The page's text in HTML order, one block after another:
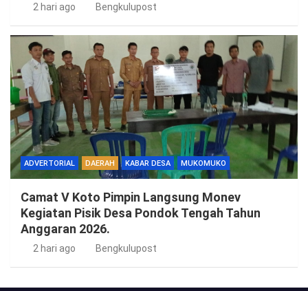
2 hari ago Bengkulupost
ADVERTORIAL DAERAH KABAR DESA MUKOMUKO
Camat V Koto Pimpin Langsung Monev
Kegiatan Pisik Desa Pondok Tengah Tahun
Anggaran 2026.
2 hari ago Bengkulupost